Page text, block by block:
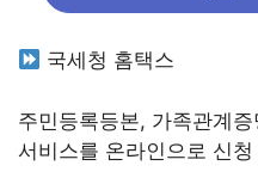
국세청 홈택스
주민등록등본, 가족관계
서비스를 온라인으로 신